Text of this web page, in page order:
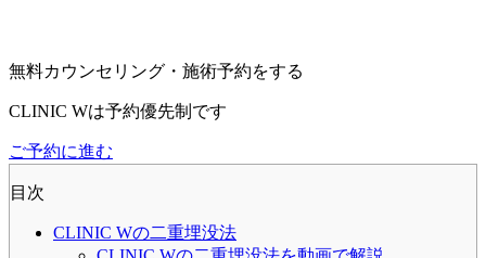
無料カウンセリング・施術予約をする
CLINIC Wは予約優先制です
ご予約に進む
目次
CLINIC Wの二重埋没法